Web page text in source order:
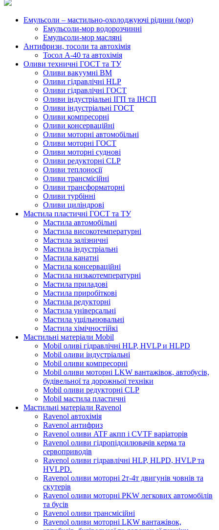
Емульсоли – мастильно-охолоджуючі рідини (мор)
Емульсоли-мор водорозчинні
Емульсоли-мор масляні
Антифризи, тосоли та автохімія
Тосол А-40 та автохімія
Оливи техничні ГОСТ та ТУ
Оливи вакуумні ВМ
Оливи гідравлічні HLP
Оливи гідравлічні ГОСТ
Оливи індустріальні ІГП та ІНСП
Оливи індустріальні ГОСТ
Оливи компресорні
Оливи консерваційні
Оливи моторні автомобільні
Оливи моторні ГОСТ
Оливи моторні суднові
Оливи редукторні CLP
Оливи теплоносії
Оливи трансмісійні
Оливи трансформаторні
Оливи турбінні
Оливи циліндрові
Мастила пластичні ГОСТ та ТУ
Мастила автомобільні
Мастила високотемпературні
Мастила залізничні
Мастила індустріальні
Мастила канатні
Мастила консерваційні
Мастила низькотемпературні
Мастила приладові
Мастила приробіткові
Мастила редукторні
Мастила універсальні
Мастила ущільнювальні
Мастила хімічностійкі
Мастильні матеріали Mobil
Mobil оливі гідравлічні HLP, HVLP и HLPD
Mobil оливи індустріальні
Mobil оливи компресорні
Mobil оливи моторні LKW вантажівок, автобусів,
будівельної та дорожньої техніки
Mobil оливи редукторні CLP
Mobil мастила пластичні
Мастильні матеріали Ravenol
Ravenol автохімія
Ravenol антифриз
Ravenol оливи ATF акпп і CVTF варіаторів
Ravenol оливи гідропідсилювачів керма та
сервоприводів
Ravenol оливи гідравлічні HLP, HLPD, HVLP та
HVLPD.
Ravenol оливи моторні 2т-4т двигунів човнів та
скутерів
Ravenol оливи моторні PKW легкових автомобілів
та бусів
Ravenol оливи трансмісійні
Ravenol оливи моторні LKW вантажівок,